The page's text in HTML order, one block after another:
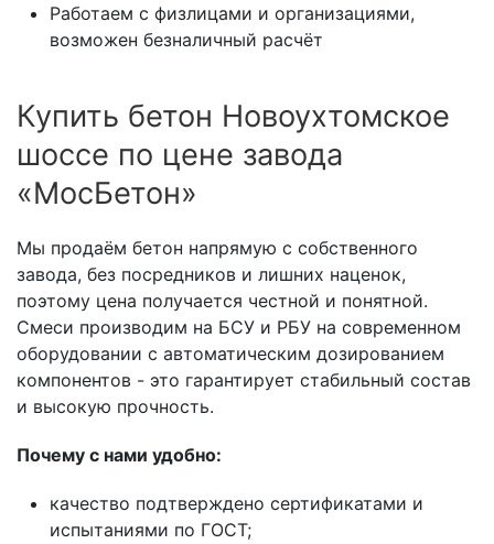
Работаем с физлицами и организациями,
возможен безналичный расчёт
Купить бетон Новоухтомское
шоссе по цене завода
«МосБетон»
Мы продаём бетон напрямую с собственного
завода, без посредников и лишних наценок,
поэтому цена получается честной и понятной.
Смеси производим на БСУ и РБУ на современном
оборудовании с автоматическим дозированием
компонентов - это гарантирует стабильный состав
и высокую прочность.
Почему с нами удобно:
качество подтверждено сертификатами и
испытаниями по ГОСТ;